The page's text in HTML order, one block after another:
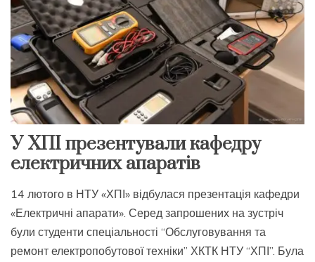
У ХПІ презентували кафедру
електричних апаратів
14 лютого в НТУ «ХПІ» відбулася презентація кафедри
«Електричні апарати». Серед запрошених на зустріч
були студенти спеціальності “Обслуговування та
ремонт електропобутової техніки” ХКТК НТУ “ХПІ”. Була